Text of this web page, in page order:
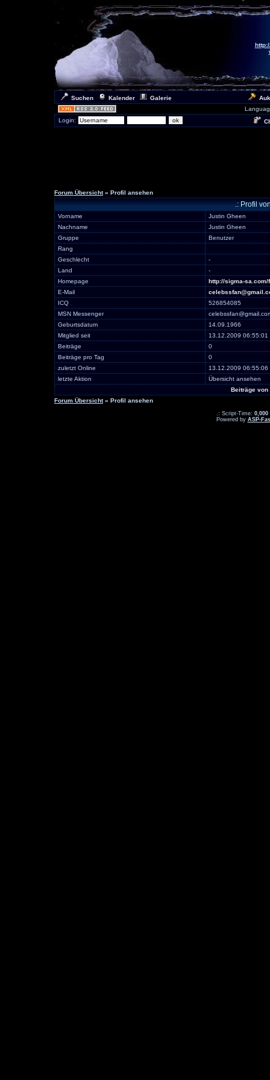
Suchen Kalender Galerie
Login:
Forum Übersicht» Profil ansehen
.: Profil
Vorname
Justin Gheen
Nachname
Justin Gheen
Gruppe
Benutzer
Rang
Geschlecht
-
Land
-
Homepage
http://sigma-
E-Mail
ICQ
526854085
MSN Messenger
Geburtsdatum
14.09.1966
Mitglied seit
13.12.2009 06:55:01
Beiträge
0
Beiträge pro Tag
0
zuletzt Online
13.12.2009 06:55:06
letzte Aktion
Übersicht ansehen
Beiträge von
Forum Übersicht» Profil ansehen
.: Script-Time: 0,000
Powered by ASP-